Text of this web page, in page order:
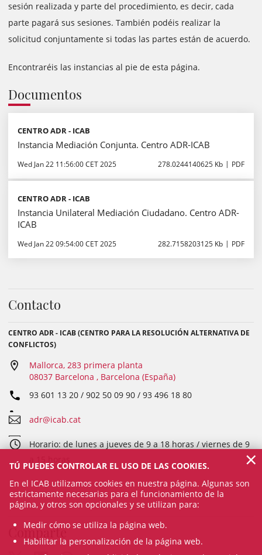
sesión realizada y parte del procedimiento, es decir, cada
parte pagará sus sesiones. También podéis realizar la
solicitud conjuntamente si todas las partes están de acuerdo.
Encontraréis las instancias al pie de esta página.
Documentos
CENTRO ADR - ICAB
Instancia Mediación Conjunta. Centro ADR-ICAB
Wed Jan 22 11:56:00 CET 2025 278.0244140625 Kb PDF
CENTRO ADR - ICAB
Instancia Unilateral Mediación Ciudadano. Centro ADR-
ICAB
Wed Jan 22 09:54:00 CET 2025 282.7158203125 Kb PDF
Contacto
CENTRO ADR - ICAB (CENTRO PARA LA RESOLUCIÓN ALTERNATIVA DE
CONFLICTOS)
Mallorca, 283 primera planta
08037 Barcelona , Barcelona (España)
93 601 13 20 / 902 50 09 90 / 93 496 18 80
adr@icab.cat
Horario: de lunes a jueves de 9 a 18 horas / viernes de 9
Comparte
TÚ PUEDES CONTROLAR EL USO DE LAS COOKIES.
En el ICAB utilizamos cookies en nuestra página. Algunas son
estrictamente necesarias para el funcionamiento de la
página, y otros son opcionales y se utilizan para:
Medir cómo se utiliza la página web.
Habilitar la personalización de la página web.
×